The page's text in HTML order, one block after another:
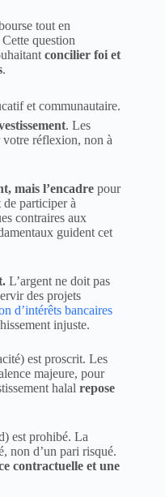
tout en
question
concilier foi et
.
et communautaire.
. Les
votre réflexion, non à
mais l’encadre pour
de participer à
contraires aux
guident cet
L’argent ne doit pas
des projets
d’intérêts bancaires
injuste.
est proscrit. Les
majeure, pour
halal repose
est prohibé. La
non d’un pari risqué.
contractuelle et une